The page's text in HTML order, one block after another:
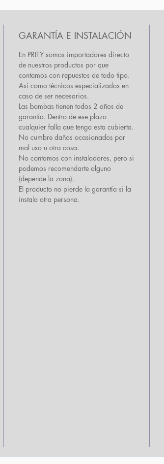
GARANTÍA E INSTALACIÓN
En PRITY somos importadores directo
de nuestros productos por que
contamos con repuestos de todo tipo.
Así como técnicos especializados en
caso de ser necesarios.
Las bombas tienen todos 2 años de
garantía. Dentro de ese plazo
cualquier falla que tenga esta cubierta.
No cumbre daños ocasionados por
mal uso u otra cosa.
No contamos con instaladores, pero si
podemos recomendarte alguno
(depende la zona).
El producto no pierde la garantía si la
instala otra persona.